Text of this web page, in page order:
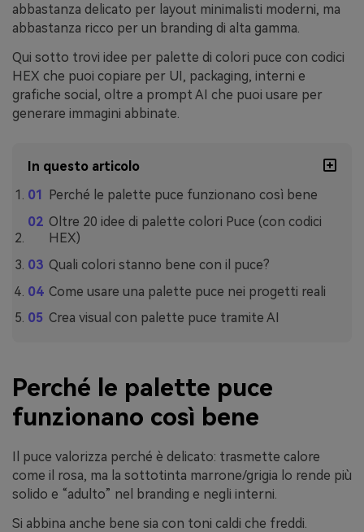
abbastanza delicato per layout minimalisti moderni, ma
abbastanza ricco per un branding di alta gamma.
Qui sotto trovi idee per palette di colori puce con codici
HEX che puoi copiare per UI, packaging, interni e
grafiche social, oltre a prompt AI che puoi usare per
generare immagini abbinate.
In questo articolo
Perché le palette puce funzionano così bene
Oltre 20 idee di palette colori Puce (con codici
HEX)
Quali colori stanno bene con il puce?
Come usare una palette puce nei progetti reali
Crea visual con palette puce tramite AI
Perché le palette puce
funzionano così bene
Il puce valorizza perché è delicato: trasmette calore
come il rosa, ma la sottotinta marrone/grigia lo rende più
solido e “adulto” nel branding e negli interni.
Si abbina anche bene sia con toni caldi che freddi.